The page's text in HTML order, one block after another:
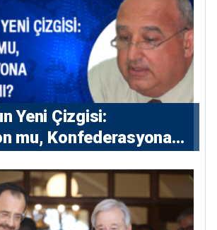
Yeni Çizgisi:
mu, Konfederasyona